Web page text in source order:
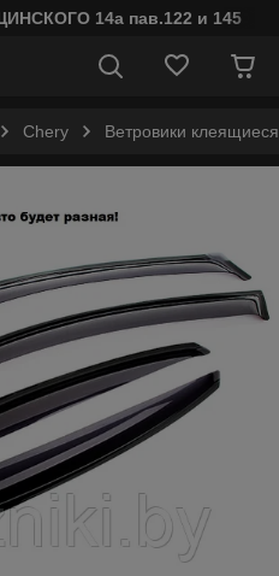
14а пав.122 и 145
Chery Ветровики